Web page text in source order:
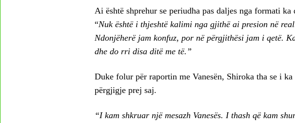
Ai është shprehur se periudha pas daljes nga formati ka
“Nuk është i thjeshtë kalimi nga gjithë ai presion në
Ndonjëherë jam konfuz, por në përgjithësi jam i qetë.
dhe do rri disa ditë me të.”
Duke folur për raportin me Vanesën, Shiroka tha se i ka
përgjigje prej saj.
“I kam shkruar një mesazh Vanesës. I thash që kam